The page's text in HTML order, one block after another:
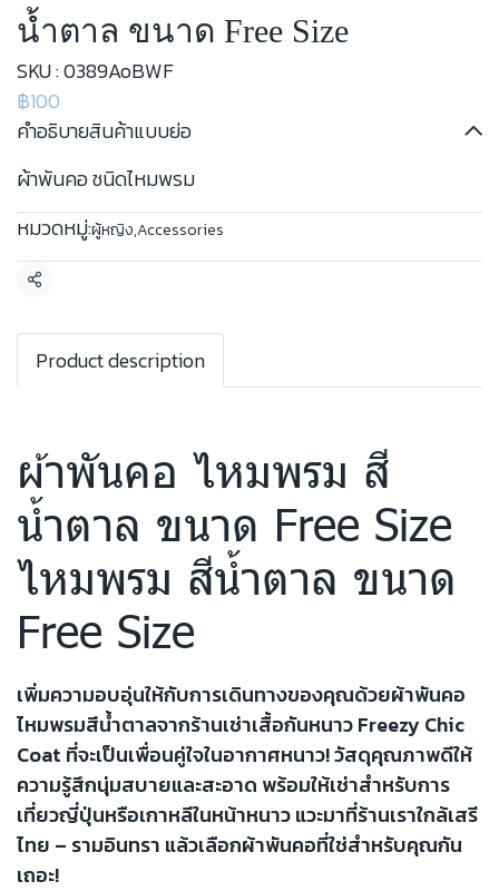
น้ำตาล ขนาด Free Size
SKU : 0389AoBWF
฿100
คำอธิบายสินค้าแบบย่อ
ผ้าพันคอ ชนิดไหมพรม
หมวดหมู่:ผู้หญิง,Accessories
แชร์
Product description
ผ้าพันคอ ไหมพรม สี
น้ำตาล ขนาด Free Size
ไหมพรม สีน้ำตาล ขนาด
Free Size
เพิ่มความอบอุ่นให้กับการเดินทางของคุณด้วยผ้าพันคอ
ไหมพรมสีน้ำตาลจากร้านเช่าเสื้อกันหนาว Freezy Chic
Coat ที่จะเป็นเพื่อนคู่ใจในอากาศหนาว! วัสดุคุณภาพดีให้
ความรู้สึกนุ่มสบายและสะอาด พร้อมให้เช่าสำหรับการ
เที่ยวญี่ปุ่นหรือเกาหลีในหน้าหนาว แวะมาที่ร้านเราใกล้เสรี
ไทย – รามอินทรา แล้วเลือกผ้าพันคอที่ใช่สำหรับคุณกัน
เถอะ!